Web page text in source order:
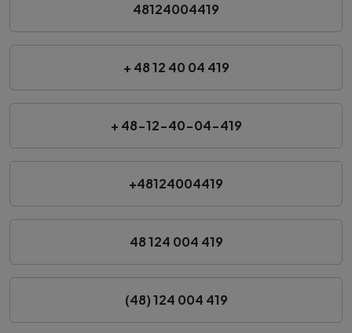
48124004419
+ 48 12 40 04 419
+ 48-12-40-04-419
+48124004419
48 124 004 419
(48) 124 004 419